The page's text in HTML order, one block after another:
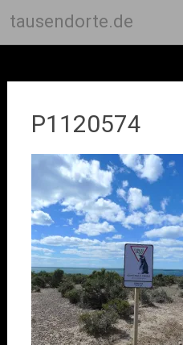
tausendorte.de
P1120574